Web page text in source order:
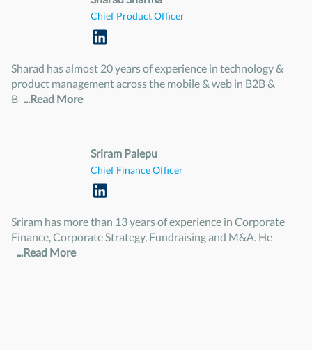
Chief Product Officer
Sharad has almost 20 years of experience in technology &
product management across the mobile & web in B2B &
B ...Read More
Sriram Palepu
Chief Finance Officer
Sriram has more than 13 years of experience in Corporate
Finance, Corporate Strategy, Fundraising and M&A. He
...Read More